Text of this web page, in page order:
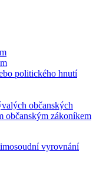
politického hnutí
občanských
občanským zákoníkem
vyrovnání